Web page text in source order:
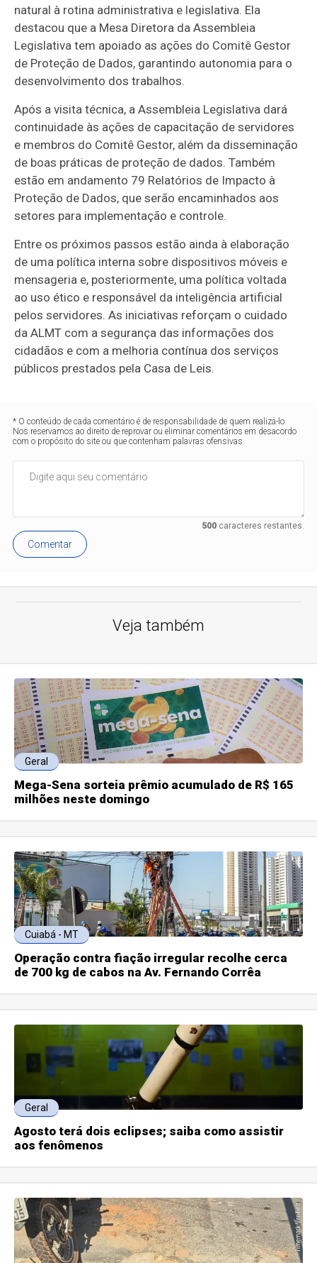
natural à rotina administrativa e legislativa. Ela
destacou que a Mesa Diretora da Assembleia
Legislativa tem apoiado as ações do Comitê Gestor
de Proteção de Dados, garantindo autonomia para o
desenvolvimento dos trabalhos.
Após a visita técnica, a Assembleia Legislativa dará
continuidade às ações de capacitação de servidores
e membros do Comitê Gestor, além da disseminação
de boas práticas de proteção de dados. Também
estão em andamento 79 Relatórios de Impacto à
Proteção de Dados, que serão encaminhados aos
setores para implementação e controle.
Entre os próximos passos estão ainda à elaboração
de uma política interna sobre dispositivos móveis e
mensageria e, posteriormente, uma política voltada
ao uso ético e responsável da inteligência artificial
pelos servidores. As iniciativas reforçam o cuidado
da ALMT com a segurança das informações dos
cidadãos e com a melhoria contínua dos serviços
públicos prestados pela Casa de Leis.
* O conteúdo de cada comentário é de responsabilidade de quem realizá-lo.
Nos reservamos ao direito de reprovar ou eliminar comentários em desacordo
com o propósito do site ou que contenham palavras ofensivas.
500caracteres restantes.
Comentar
Veja também
Geral
Mega-Sena sorteia prêmio acumulado de R$ 165
milhões neste domingo
Cuiabá - MT
Operação contra fiação irregular recolhe cerca
de 700 kg de cabos na Av. Fernando Corrêa
Geral
Agosto terá dois eclipses; saiba como assistir
aos fenômenos